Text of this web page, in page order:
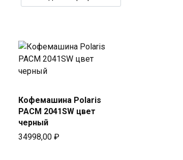
Подробней
Кофемашина Polaris
PACM 2041SW цвет
черный
34998,00₽